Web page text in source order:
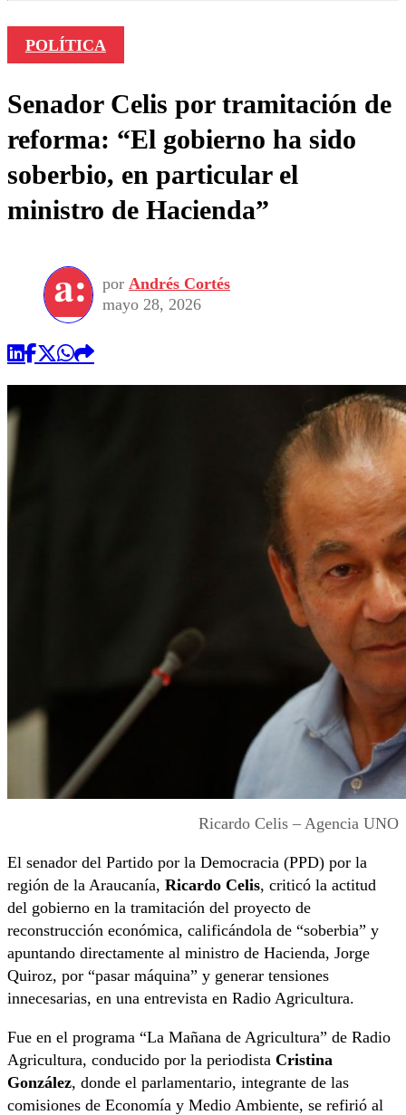
POLÍTICA
Senador Celis por tramitación de
reforma: “El gobierno ha sido
soberbio, en particular el
ministro de Hacienda”
por Andrés Cortés
mayo 28, 2026
Ricardo Celis – Agencia UNO
El senador del Partido por la Democracia (PPD) por la
región de la Araucanía, Ricardo Celis, criticó la actitud
del gobierno en la tramitación del proyecto de
reconstrucción económica, calificándola de “soberbia” y
apuntando directamente al ministro de Hacienda, Jorge
Quiroz, por “pasar máquina” y generar tensiones
innecesarias, en una entrevista en Radio Agricultura.
Fue en el programa “La Mañana de Agricultura” de Radio
Agricultura, conducido por la periodista Cristina
González, donde el parlamentario, integrante de las
comisiones de Economía y Medio Ambiente, se refirió al